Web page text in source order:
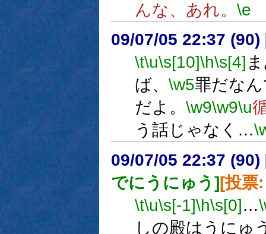
んな、あれ。 \e
09/07/05 22:37 (90)
\t\u\s[10]\h\s[4]
ば、 \w5罪だな
だよ。 \w9\w9\u
う話じゃなく…
09/07/05 22:37 (90)
でにうにゅう][投票
\t\u\s[-1]\h\s[0]…
しの殿はうにゅ